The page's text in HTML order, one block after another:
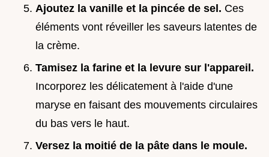
Ajoutez la vanille et la pincée de sel. Ces
éléments vont réveiller les saveurs latentes de
la crème.
Tamisez la farine et la levure sur l'appareil.
Incorporez les délicatement à l'aide d'une
maryse en faisant des mouvements circulaires
du bas vers le haut.
Versez la moitié de la pâte dans le moule.